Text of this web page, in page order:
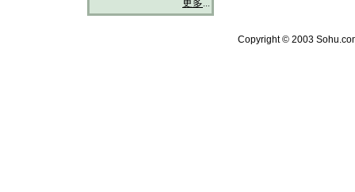
更多...
Copyright © 2003